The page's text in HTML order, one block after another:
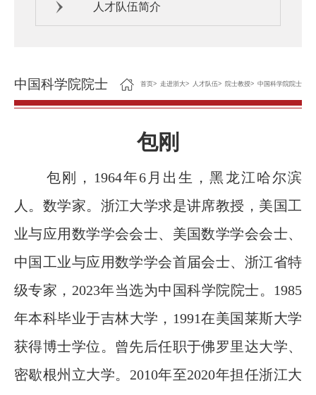
人才队伍简介
中国科学院院士 首页> 走进浙大> 人才队伍> 院士教授> 中国科学院院士
包刚
包刚，1964年6月出生，黑龙江哈尔滨
人。 数学家。浙江大学求是讲席教授，美国工
业与应用数学学会会士、美国数学学会会士、
中国工业与应用数学学会首届会士、浙江省特
级专家，2023年当选为中国科学院院士。1985
年本科毕业于吉林大学，1991在美国莱斯大学
获得博士学位。曾先后任职于佛罗里达大学、
密歇根州立大学。2010年至2020年担任浙江大